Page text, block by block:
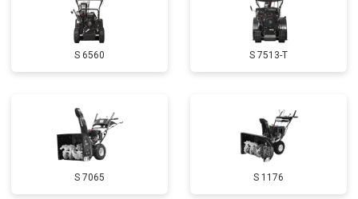
Регулировка зазоров клапанов от 2800 ₽
Замена свечей зажигания от 1820 ₽ Заказать
Демонтаж-монтаж двигателя от 6400 ₽ Заказать
Ремонт сцепления
Установка комплекта прокладок
двигателя
от 5500 ₽ Заказать
двигателя и редуктора
от 2500 ₽
S 6560 S 7513-T
S 7065 S 1176